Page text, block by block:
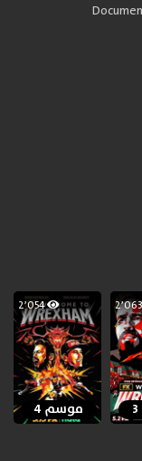
2٬054
موسم 4